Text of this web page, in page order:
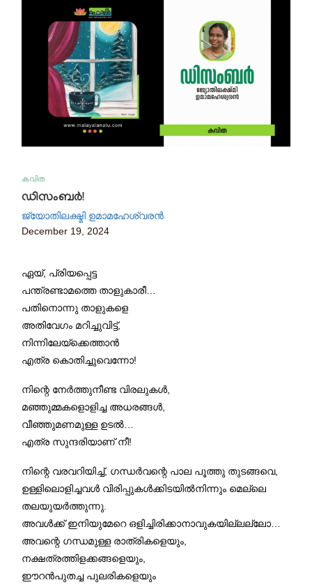
കവിത
ഡിസംബർ!
ജ്യോതിലക്ഷ്മി ഉമാമഹേശ്വരൻ
December 19, 2024
ഏയ്, പ്രിയപ്പെട്ട
പന്ത്രണ്ടാമത്തെ താളുകാരീ…
പതിനൊന്നു താളുകളെ
അതിവേഗം മറിച്ചുവിട്ട്,
നിന്നിലേയ്ക്കെത്താൻ
എത്ര കൊതിച്ചുവെന്നോ!
നിന്റെ നേർത്തുനീണ്ട വിരലുകൾ,
മഞ്ഞുമ്മകളൊളിച്ച അധരങ്ങൾ,
വീഞ്ഞുമണമുള്ള ഉടൽ…
എത്ര സുന്ദരിയാണ് നീ!
നിന്റെ വരവറിയിച്ച്, ഗന്ധർവന്റെ പാല പൂത്തു തുടങ്ങവെ,
ഉള്ളിലൊളിച്ചവൾ വിരിപ്പുകൾക്കിടയിൽനിന്നും മെല്ലെ
തലയുയർത്തുന്നു.
അവൾക്ക് ഇനിയുമേറെ ഒളിച്ചിരിക്കാനാവുകയില്ലല്ലോ…
അവന്റെ ഗന്ധമുള്ള രാത്രികളെയും,
നക്ഷത്രത്തിളക്കങ്ങളെയും,
ഈറൻപുതച്ച പുലരികളെയും